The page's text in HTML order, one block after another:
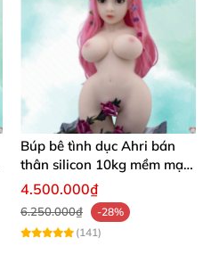
Búp bê tình dục Ahri bán
thân silicon 10kg mềm mại
giá rẻ
4.500.000₫
6.250.000₫
-28%
(141)